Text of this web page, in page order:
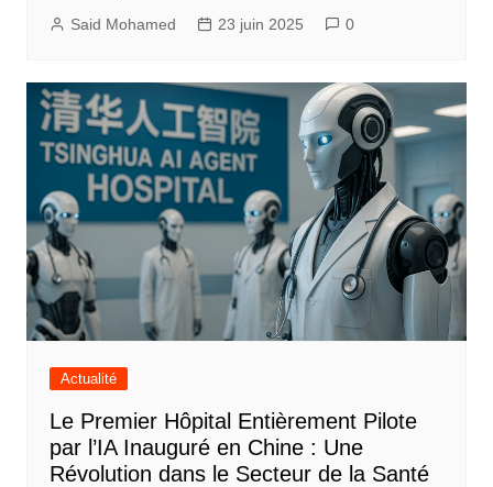
Said Mohamed 23 juin 2025 0
Actualité
Le Premier Hôpital Entièrement Pilote
par l’IA Inauguré en Chine : Une
Révolution dans le Secteur de la Santé